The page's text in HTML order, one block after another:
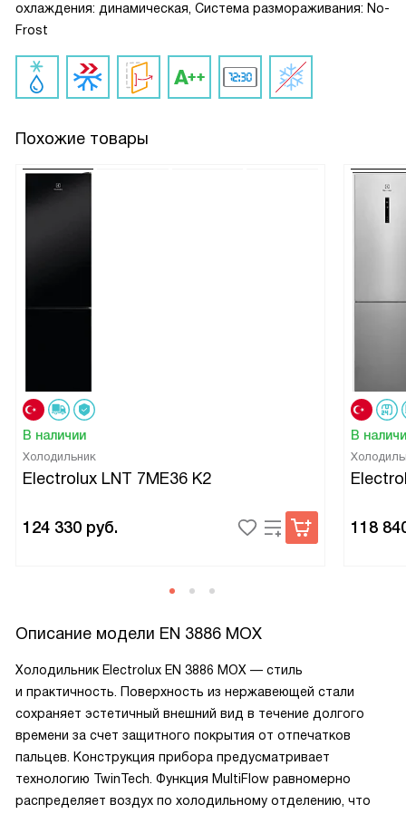
охлаждения: динамическая, Система размораживания: No-
Frost
Похожие товары
В наличии
Холодильник
Electrolux LNT 7ME36 K2
124 330 руб.
В
118
Описание модели EN 3886 MOX
Холодильник Electrolux EN 3886 MOX — стиль
и практичность. Поверхность из нержавеющей стали
сохраняет эстетичный внешний вид в течение долгого
времени за счет защитного покрытия от отпечатков
пальцев. Конструкция прибора предусматривает
технологию TwinTech. Функция MultiFlow равномерно
распределяет воздух по холодильному отделению, что